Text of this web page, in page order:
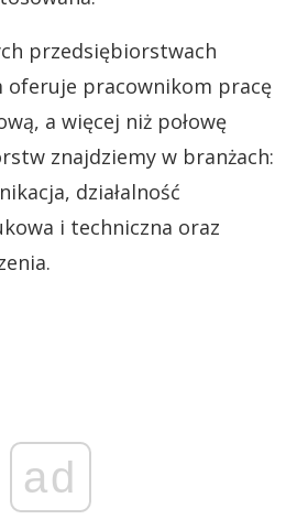
przedsiębiorstwach
oferuje pracownikom pracę
a więcej niż połowę
znajdziemy w branżach:
działalność
i techniczna oraz
ad